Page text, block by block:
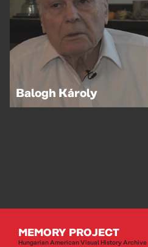
Balogh Károly
MEMORY PROJECT
Hungarian American Visual History Archive